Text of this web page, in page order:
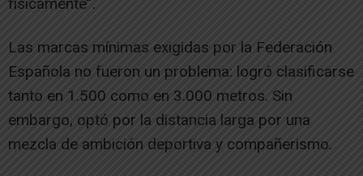
Las marcas mínimas exigidas por la Federación
Española no fueron un problema: logró clasificarse
tanto en 1.500 como en 3.000 metros. Sin
embargo, optó por la distancia larga por una
mezcla de ambición deportiva y compañerismo.